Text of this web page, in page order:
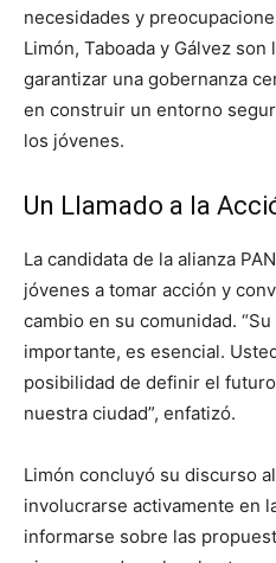
necesidades y
Limón, Taboada y Gálvez
garantizar una gobernanza
en construir un entorno
los jóvenes.
Un Llamado a la
La candidata de la alianza
jóvenes a tomar acción y
cambio en su comunidad.
importante, es esencial.
posibilidad de definir el
nuestra ciudad”, enfatizó.
Limón concluyó su discurso
involucrarse activamente en
informarse sobre las